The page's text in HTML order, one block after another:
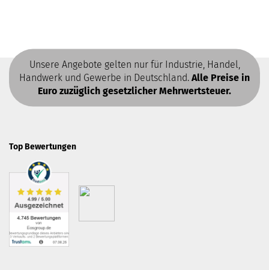
Unsere Angebote gelten nur für Industrie, Handel,
Handwerk und Gewerbe in Deutschland. Alle Preise in
Euro zuzüglich gesetzlicher Mehrwertsteuer.
Top Bewertungen